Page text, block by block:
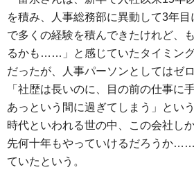
を積み、人事総務部に異動して3年
で多くの経験を積んできたけれど、
るかも……」と感じていたタイミン
だったが、人事パーソンとしてはゼ
「社歴は長いのに、目の前の仕事に
あっという間に過ぎてしまう」とい
時代といわれる世の中、この会社し
先何十年もやっていけるだろうか
ていたという。